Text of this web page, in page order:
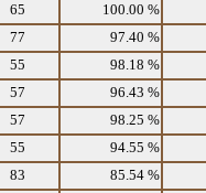
65 100.00 %
77 97.40 %
55 98.18 %
57 96.43 %
57 98.25 %
55 94.55 %
83 85.54 %